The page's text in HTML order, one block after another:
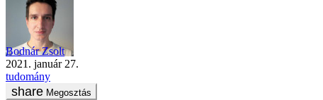
Bodnár Zsolt
2021. január 27.
tudomány
Megosztás